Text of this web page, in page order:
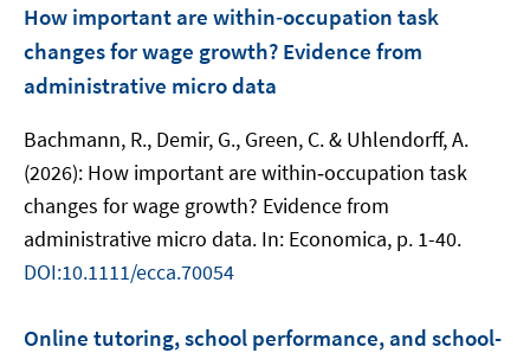
How important are within‐occupation task
changes for wage growth? Evidence from
administrative micro data
Bachmann, R., Demir, G., Green, C. & Uhlendorff, A.
(2026): How important are within‐occupation task
changes for wage growth? Evidence from
administrative micro data. In: Economica, p. 1-40.
DOI:10.1111/ecca.70054
Online tutoring, school performance, and school-